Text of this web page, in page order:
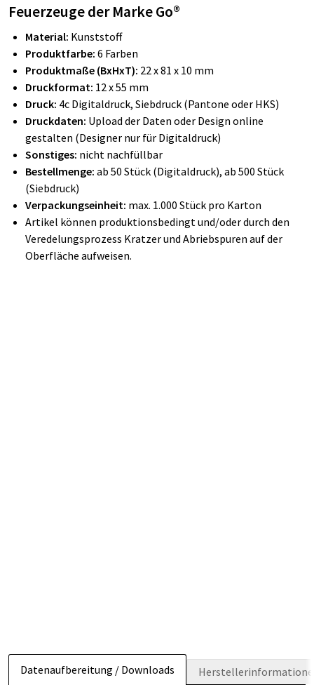
Feuerzeuge der Marke Go®
Material: Kunststoff
Produktfarbe: 6 Farben
Produktmaße (BxHxT): 22 x 81 x 10 mm
Druckformat: 12 x 55 mm
Druck: 4c Digitaldruck, Siebdruck (Pantone oder HKS)
Druckdaten: Upload der Daten oder Design online
gestalten (Designer nur für Digitaldruck)
Sonstiges: nicht nachfüllbar
Bestellmenge: ab 50 Stück (Digitaldruck), ab 500 Stück
(Siebdruck)
Verpackungseinheit: max. 1.000 Stück pro Karton
Artikel können produktionsbedingt und/oder durch den
Veredelungsprozess Kratzer und Abriebspuren auf der
Oberfläche aufweisen.
Datenaufbereitung / Downloads